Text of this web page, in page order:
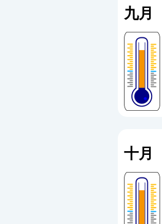
九月
十月